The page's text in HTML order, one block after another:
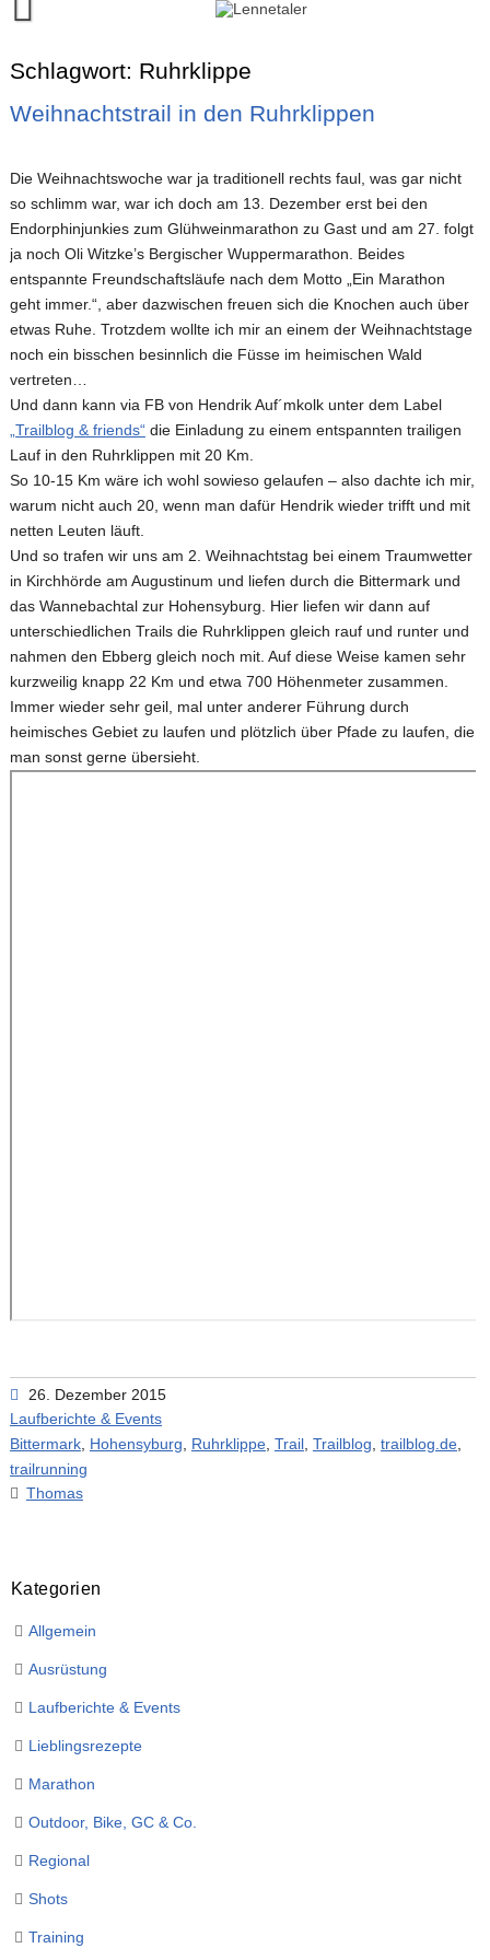
Schlagwort: Ruhrklippe
Weihnachtstrail in den Ruhrklippen
Die Weihnachtswoche war ja traditionell rechts faul, was gar nicht
so schlimm war, war ich doch am 13. Dezember erst bei den
Endorphinjunkies zum Glühweinmarathon zu Gast und am 27. folgt
ja noch Oli Witzke’s Bergischer Wuppermarathon. Beides
entspannte Freundschaftsläufe nach dem Motto „Ein Marathon
geht immer.“, aber dazwischen freuen sich die Knochen auch über
etwas Ruhe. Trotzdem wollte ich mir an einem der Weihnachtstage
noch ein bisschen besinnlich die Füsse im heimischen Wald
vertreten…
Und dann kann via FB von Hendrik Auf´mkolk unter dem Label
„Trailblog & friends“ die Einladung zu einem entspannten trailigen
Lauf in den Ruhrklippen mit 20 Km.
So 10-15 Km wäre ich wohl sowieso gelaufen – also dachte ich mir,
warum nicht auch 20, wenn man dafür Hendrik wieder trifft und mit
netten Leuten läuft.
Und so trafen wir uns am 2. Weihnachtstag bei einem Traumwetter
in Kirchhörde am Augustinum und liefen durch die Bittermark und
das Wannebachtal zur Hohensyburg. Hier liefen wir dann auf
unterschiedlichen Trails die Ruhrklippen gleich rauf und runter und
nahmen den Ebberg gleich noch mit. Auf diese Weise kamen sehr
kurzweilig knapp 22 Km und etwa 700 Höhenmeter zusammen.
Immer wieder sehr geil, mal unter anderer Führung durch
heimisches Gebiet zu laufen und plötzlich über Pfade zu laufen, die
man sonst gerne übersieht.
26. Dezember 2015
Laufberichte & Events
Bittermark, Hohensyburg Ruhrklippe, Trail, Trailblog trailblog.de,
trailrunning
Thomas
Kategorien
Allgemein
Ausrüstung
Laufberichte & Events
Lieblingsrezepte
Marathon
Outdoor, Bike, GC & Co.
Regional
Shots
Training